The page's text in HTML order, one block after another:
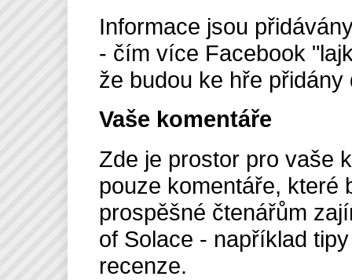
Informace jsou
- čím více Facebook
že budou ke hře
Vaše komentáře
Zde je prostor pro vaše
pouze komentáře, které
prospěšné čtenářům
of Solace - například
recenze.